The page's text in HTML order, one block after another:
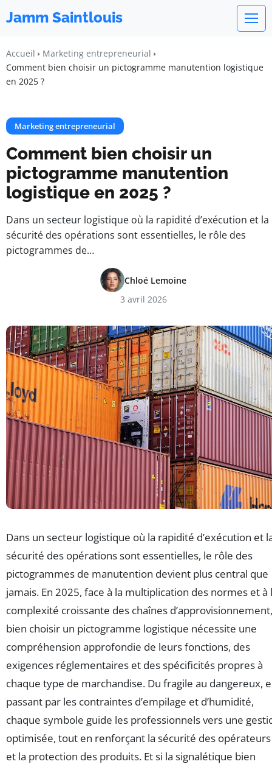
Jamm Saintlouis
Accueil
Marketing entrepreneurial
Comment bien choisir un pictogramme manutention logistique
en 2025 ?
Marketing entrepreneurial
Comment bien choisir un
pictogramme manutention
logistique en 2025 ?
Dans un secteur logistique où la rapidité d’exécution et la
sécurité des opérations sont essentielles, le rôle des
pictogrammes de…
Chloé Lemoine
3 avril 2026
Dans un secteur logistique où la rapidité d’exécution et
sécurité des opérations sont essentielles, le rôle des
pictogrammes de manutention devient plus central que
jamais. En 2025, face à la multiplication des normes et à
complexité croissante des chaînes d’approvisionnement,
bien choisir un pictogramme logistique nécessite une
compréhension approfondie de leurs fonctions, des
exigences réglementaires et des spécificités propres à
chaque type de marchandise. Du fragile au dangereux,
passant par les contraintes d’empilage et d’humidité,
chaque symbole guide les professionnels vers une
optimisée, tout en renforçant la sécurité des opérateurs
et la protection des produits. Et si la signalétique bien